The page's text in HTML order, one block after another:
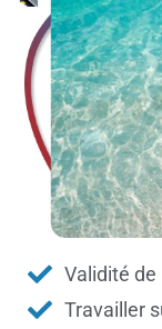
Validité de
Travailler